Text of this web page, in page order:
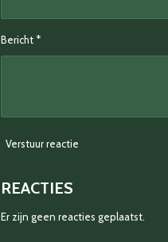
Bericht *
Verstuur reactie
REACTIES
Er zijn geen reacties geplaatst.